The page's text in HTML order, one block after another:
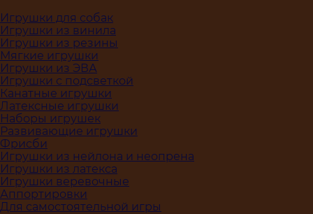
Игрушки для собак
Игрушки из винила
Игрушки из резины
Мягкие игрушки
Игрушки из ЭВА
Игрушки с подсветкой
Канатные игрушки
Латексные игрушки
Наборы игрушек
Развивающие игрушки
Фрисби
Игрушки из нейлона и неопрена
Игрушки из латекса
Игрушки веревочные
Аппортировки
Для самостоятельной игры